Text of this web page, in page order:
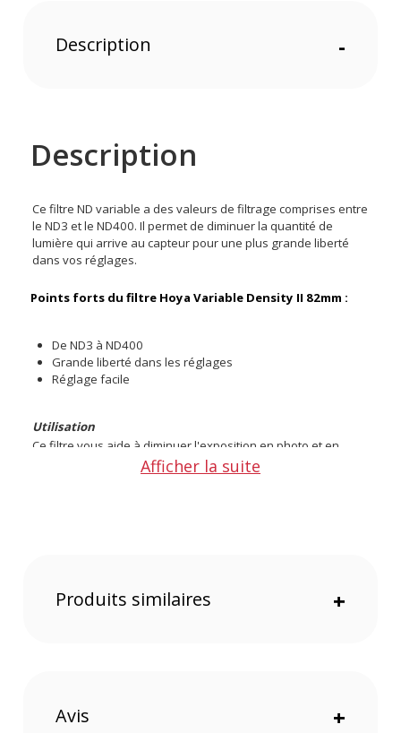
Description -
Description
Ce filtre ND variable a des valeurs de filtrage comprises entre
le ND3 et le ND400. Il permet de diminuer la quantité de
lumière qui arrive au capteur pour une plus grande liberté
dans vos réglages.
Points forts du filtre Hoya Variable Density II 82mm :
De ND3 à ND400
Grande liberté dans les réglages
Réglage facile
Utilisation
Ce filtre vous aide à diminuer l'exposition en photo et en
vidéo. Avec des valeurs de filtrage comprises entre ND3 et
ND400, vous pouvez mieux gérer le triangle d'exposition. En
de sorte à empêcher les soucis de vignettage.
Afficher la suite
Produits similaires +
Avis +